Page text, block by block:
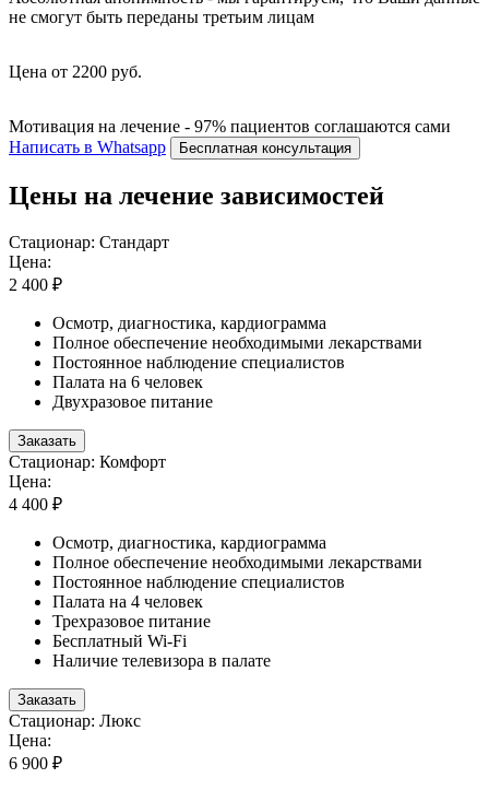
не смогут быть переданы третьим лицам
Цена от 2200 руб.
Мотивация на лечение - 97% пациентов соглашаются сами
Написать в Whatsapp
Бесплатная консультация
Цены на лечение зависимостей
Стационар: Стандарт
Цена:
2 400 ₽
Осмотр, диагностика, кардиограмма
Полное обеспечение необходимыми лекарствами
Постоянное наблюдение специалистов
Палата на 6 человек
Двухразовое питание
Заказать
Стационар: Комфорт
Цена:
4 400 ₽
Осмотр, диагностика, кардиограмма
Полное обеспечение необходимыми лекарствами
Постоянное наблюдение специалистов
Палата на 4 человек
Трехразовое питание
Бесплатный Wi-Fi
Наличие телевизора в палате
Заказать
Стационар: Люкс
Цена:
6 900 ₽